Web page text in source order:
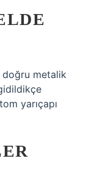
doğru metalik
yarıçapı